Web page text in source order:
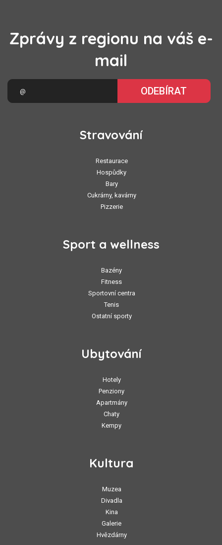
Zprávy z regionu na váš e-
mail
ODEBÍRAT
Stravování
Restaurace
Hospůdky
Bary
Cukrárny, kavárny
Pizzerie
Sport a wellness
Bazény
Fitness
Sportovní centra
Tenis
Ostatní sporty
Ubytování
Hotely
Penziony
Apartmány
Chaty
Kempy
Kultura
Muzea
Divadla
Kina
Galerie
Hvězdárny